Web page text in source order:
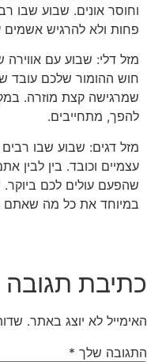
וחוסר אונים. שבוע שבו
פחות ולא להרגיש אשמים
מזל דלי: שבוע עם
חוש ההומור שלכם עובד
שמרגישה קצת מוזרה.
להפך, מתחייבים.
מזל דגים: שבוע שבו
עצמיים וכובד. בין לבין
שהפעם עולים לכם
במיוחד את כל מה
כתיבת תגובה
האימייל לא יוצג באתר.
התגובה שלך *